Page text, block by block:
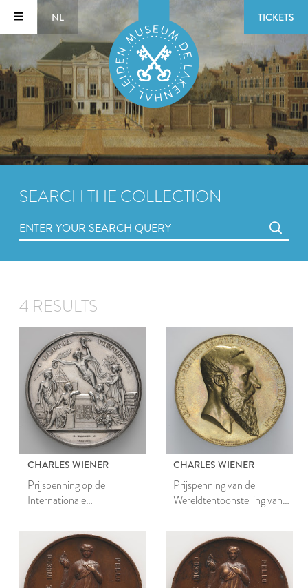
NL TICKETS
SEARCH THE COLLECTION
4 RESULTS
CHARLES WIENER
Prijspenning op de
Internationale
Porto voor de firma
Scheltema
CHARLES WIENER
Prijspenning van de
Wereldtentoonstelling van